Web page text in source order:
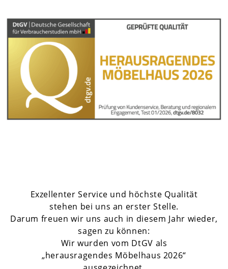
Exzellenter Service und höchste Qualität
stehen bei uns an erster Stelle.
Darum freuen wir uns auch in diesem Jahr wieder,
sagen zu können:
Wir wurden vom DtGV als
„herausragendes Möbelhaus 2026“